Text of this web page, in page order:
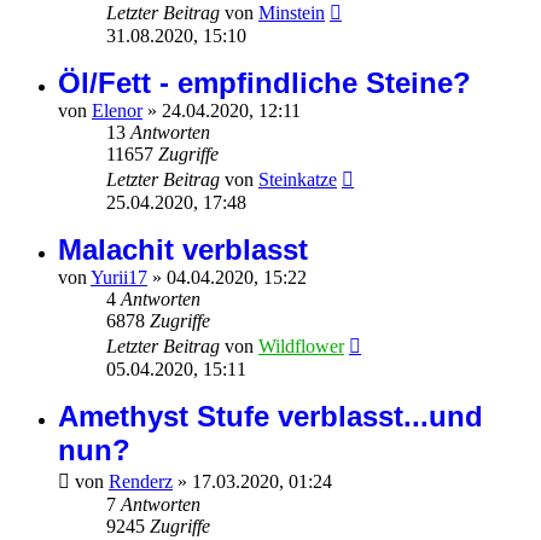
Letzter Beitrag von Minstein
31.08.2020, 15:10
Öl/Fett - empfindliche Steine?
von Elenor» 24.04.2020, 12:11
13 Antworten
11657 Zugriffe
Letzter Beitrag von Steinkatze
25.04.2020, 17:48
Malachit verblasst
von Yurii17 » 04.04.2020, 15:22
4 Antworten
6878 Zugriffe
Letzter Beitrag von Wildflower
05.04.2020, 15:11
Amethyst Stufe verblasst...und
nun?
von Renderz » 17.03.2020, 01:24
7 Antworten
9245 Zugriffe